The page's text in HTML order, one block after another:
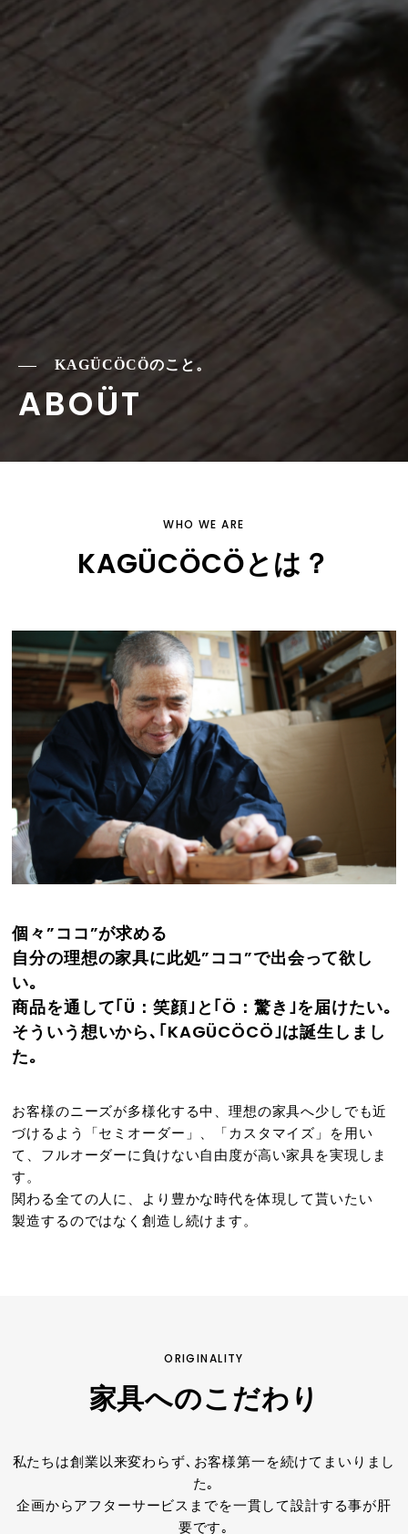
KAGÜCÖCÖのこと。
ABOÜT
WHO WE ARE
KAGÜCÖCÖとは？
個々”ココ”が求める
自分の理想の家具に此処”ココ”で出会って欲し
い｡
商品を通して｢Ü：笑顔｣と｢Ö：驚き｣を届けたい｡
そういう想いから､｢KAGÜCÖCÖ｣は誕生しまし
た｡
お客様のニーズが多様化する中、理想の家具へ少しでも近
づけるよう「セミオーダー」、「カスタマイズ」を用い
て、フルオーダーに負けない自由度が高い家具を実現しま
す。
関わる全ての人に、より豊かな時代を体現して貰いたい
製造するのではなく創造し続けます。
ORIGINALITY
家具へのこだわり
私たちは創業以来変わらず､お客様第一を続けてまいりまし
た｡
企画からアフターサービスまでを一貫して設計する事が肝
要です｡